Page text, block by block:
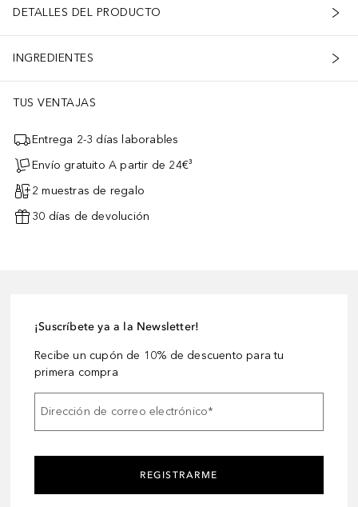
DETALLES DEL PRODUCTO
INGREDIENTES
TUS VENTAJAS
Entrega 2-3 días laborables
Envío gratuito A partir de 24€³
2 muestras de regalo
30 días de devolución
¡Suscríbete ya a la Newsletter!
Recibe un cupón de 10% de descuento para tu
primera compra
Dirección de correo electrónico*
REGISTRARME